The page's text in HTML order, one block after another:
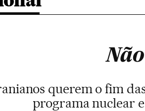
querem o fim
programa nuclear